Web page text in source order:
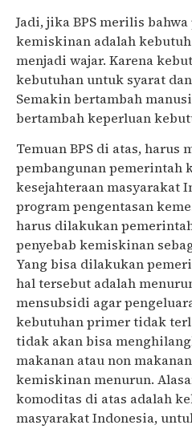
Jadi, jika BPS merilis
kemiskinan adalah
menjadi wajar. Karena
kebutuhan untuk syarat
Semakin bertambah
bertambah keperluan
Temuan BPS di atas, harus
pembangunan pemerintah
kesejahteraan masyarakat
program pengentasan
harus dilakukan
penyebab kemiskinan
Yang bisa dilakukan
hal tersebut adalah
mensubsidi agar
kebutuhan primer tidak
tidak akan bisa
makanan atau non
kemiskinan menurun.
komoditas di atas adalah
masyarakat Indonesia,